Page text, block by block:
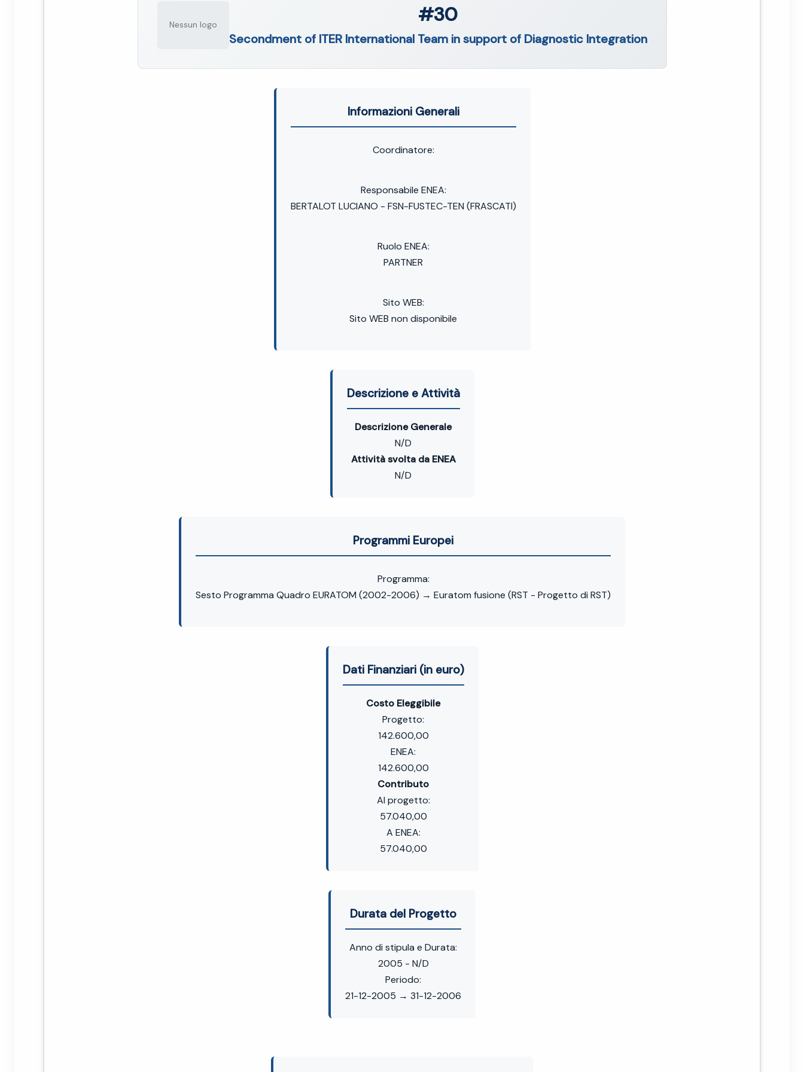
Nessun logo #30
Secondment of ITER International Team in support of Diagnostic Integration
Informazioni Generali
Coordinatore:
Responsabile ENEA:
BERTALOT LUCIANO - FSN-FUSTEC-TEN (FRASCATI)
Ruolo ENEA:
PARTNER
Sito WEB:
Sito WEB non disponibile
Descrizione e Attività
Descrizione Generale
N/D
Attività svolta da ENEA
N/D
Programmi Europei
Programma:
Sesto Programma Quadro EURATOM (2002-2006) → Euratom fusione (RST - Progetto di RST)
Dati Finanziari (in euro)
Costo Eleggibile
Progetto:
142.600,00
ENEA:
142.600,00
Contributo
Al progetto:
57.040,00
A ENEA:
57.040,00
Durata del Progetto
Anno di stipula e Durata:
2005 - N/D
Periodo:
21-12-2005 → 31-12-2006